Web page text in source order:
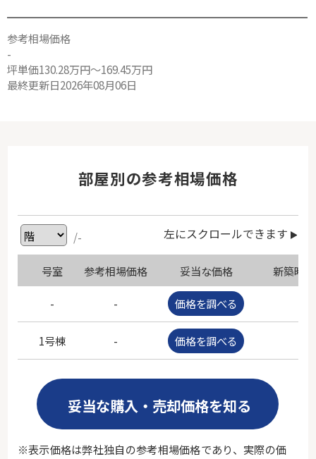
参考相場価格
-
坪単価130.28万円～169.45万円
最終更新日2026年08月06日
部屋別の参考相場価格
/- 左にスクロールできます
号室 参考相場価格 妥当な価格 新築時
- - 価格を調べる
1号棟 - 価格を調べる
妥当な購入・売却価格を知る
※表示価格は弊社独自の参考相場価格であり、実際の価